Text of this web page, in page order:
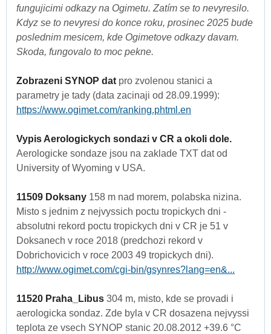
fungujicimi odkazy na Ogimetu. Zatím se to nevyresilo.
Kdyz se to nevyresi do konce roku, prosinec 2025 bude
poslednim mesicem, kde Ogimetove odkazy davam.
Skoda, fungovalo to moc pekne.
Zobrazeni SYNOP dat pro zvolenou stanici a
parametry je tady (data zacinaji od 28.09.1999):
https://www.ogimet.com/ranking.phtml.en
Vypis Aerologickych sondazi v CR a okoli dole.
Aerologicke sondaze jsou na zaklade TXT dat od
University of Wyoming v USA.
11509 Doksany 158 m nad morem, polabska nizina.
Misto s jednim z nejvyssich poctu tropickych dni -
absolutni rekord poctu tropickych dni v CR je 51 v
Doksanech v roce 2018 (predchozi rekord v
Dobrichovicich v roce 2003 49 tropickych dni).
http://www.ogimet.com/cgi-bin/gsynres?lang=en&...
11520 Praha_Libus 304 m, misto, kde se provadi i
aerologicka sondaz. Zde byla v CR dosazena nejvyssi
teplota ze vsech SYNOP stanic 20.08.2012 +39.6 °C